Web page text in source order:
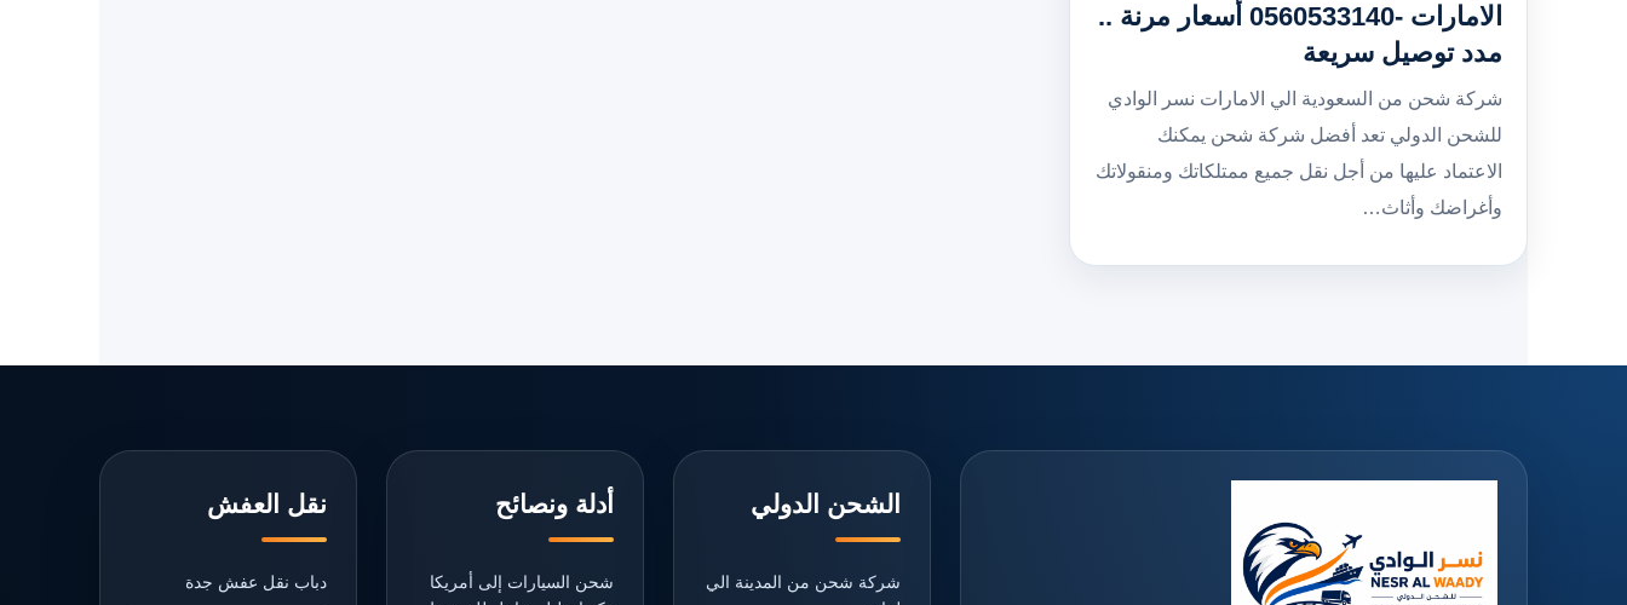
الامارات -0560533140 أسعار مرنة ..
مدد توصيل سريعة
شركة شحن من السعودية الي الامارات نسر الوادي
للشحن الدولي تعد أفضل شركة شحن يمكنك
الاعتماد عليها من أجل نقل جميع ممتلكاتك ومنقولاتك
وأغراضك وأثاث…
الشحن الدولي
شركة شحن من المدينة الي
أدلة ونصائح
شحن السيارات إلى أمريكا
نقل العفش
دباب نقل عفش جدة